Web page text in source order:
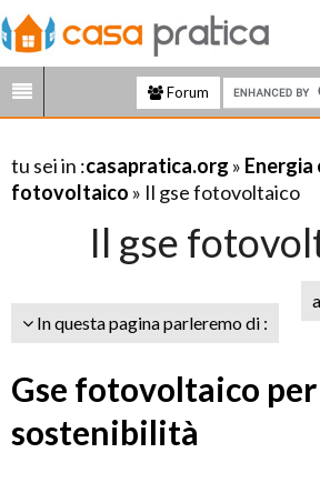
Forum
tu sei in :casapratica.org » Energia
fotovoltaico » Il gse fotovoltaico
Il gse
In questa pagina parleremo di :
Gse fotovoltaico per
sostenibilità